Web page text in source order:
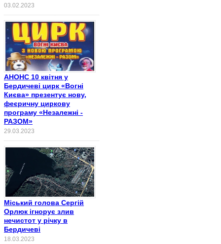
03.02.2023
АНОНС 10 квітня у
Бердичеві цирк «Вогні
Києва» презентує нову,
феєричну циркову
програму «Незалежні -
РАЗОМ»
29.03.2023
Міський голова Сергій
Орлюк ігнорує злив
нечистот у річку в
Бердичеві
18.03.2023